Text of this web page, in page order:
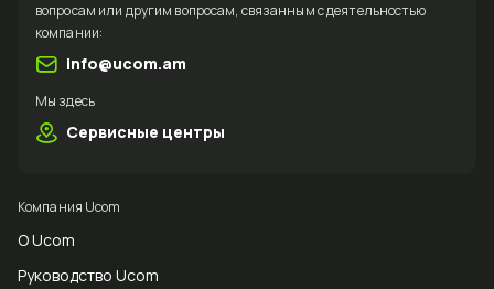
Компания Ucom
О Ucom
Руководство Ucom
вопросам или другим вопросам, связанным с деятельностью
компании:
info@ucom.am
Мы здесь
Сервисные центры